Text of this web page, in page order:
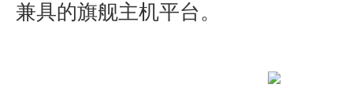
兼具的旗舰主机平台。